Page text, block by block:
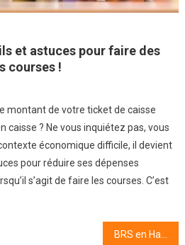
et astuces pour faire des
courses !
montant de votre ticket de caisse
caisse ? Ne vous inquiétez pas, vous
économique difficile, il devient
pour réduire ses dépenses
s’agit de faire les courses. C’est
BRS en Haute-Garonne : Comment devenir propriétaire à prix réduit grâce au Bail Réel Solidaire ?